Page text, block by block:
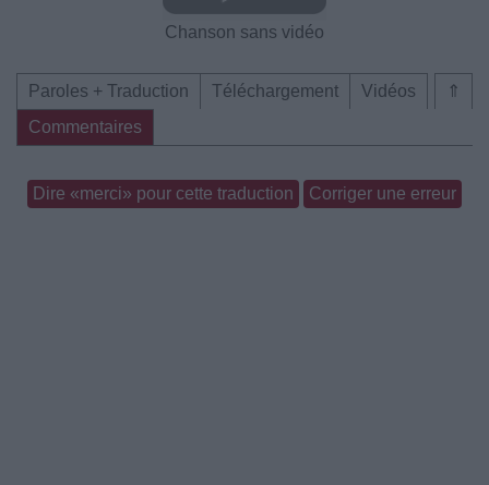
Chanson sans vidéo
⇑
Paroles + Traduction Téléchargement
Vidéos
Commentaires
Dire «merci» pour cette traduction Corriger une erreur